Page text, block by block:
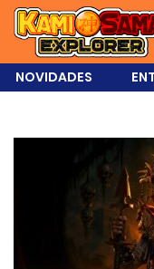
NOVIDADES